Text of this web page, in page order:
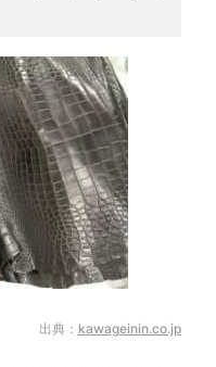
出典： kawageinin.co.jp